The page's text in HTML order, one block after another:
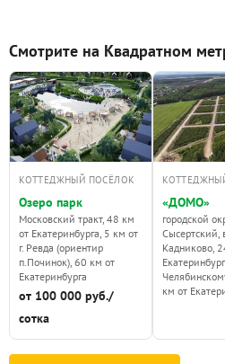
Смотрите на Квадратном
КОТТЕДЖНЫЙ ПОСЁЛОК
Озеро парк
Московский тракт, 48 км
от Екатеринбурга, 5 км от
г. Ревда (ориентир
п.Починок), 60 км от
Екатеринбурга
от 100 000 руб./
сотка
«ДОМО»
городской
Сысертский,
Кадниково,
км от